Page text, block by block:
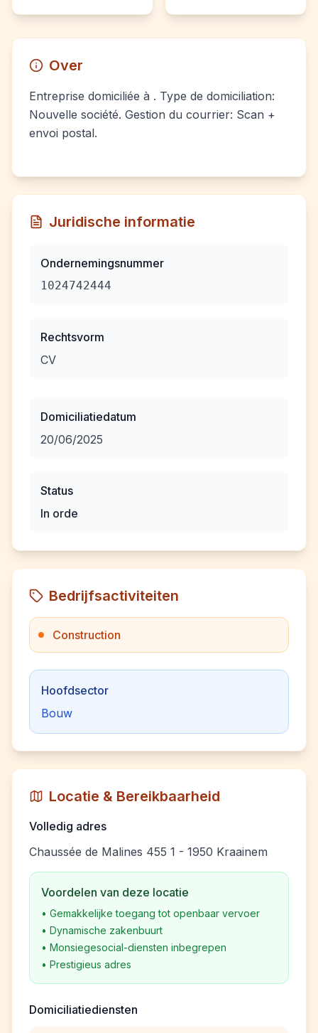
Over
Entreprise domiciliée à . Type de domiciliation:
Nouvelle société. Gestion du courrier: Scan +
envoi postal.
Juridische informatie
Ondernemingsnummer
1024742444
Rechtsvorm
CV
Domiciliatiedatum
20/06/2025
Status
In orde
Bedrijfsactiviteiten
Construction
Hoofdsector
Bouw
Locatie & Bereikbaarheid
Volledig adres
Chaussée de Malines 455 1 - 1950 Kraainem
Voordelen van deze locatie
• Gemakkelijke toegang tot openbaar vervoer
• Dynamische zakenbuurt
• Monsiegesocial-diensten inbegrepen
• Prestigieus adres
Domiciliatiediensten